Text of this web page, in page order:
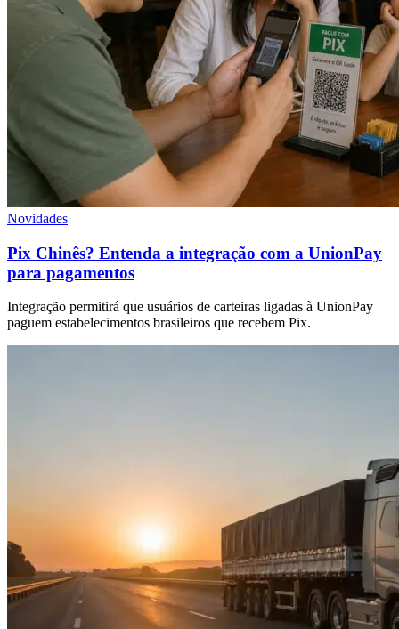
Novidades
Pix Chinês? Entenda a integração com a UnionPay
para pagamentos
Integração permitirá que usuários de carteiras ligadas à UnionPay
paguem estabelecimentos brasileiros que recebem Pix.